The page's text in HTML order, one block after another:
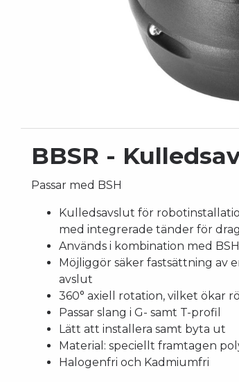
BBSR -
Passar med BSH
Kulledsavslut för
med integrerade tänder för
Används i kombination med
Möjliggör säker fastsättning av
avslut
360° axiell rotation, vilket ökar
Passar slang i G- samt T-profil
Lätt att installera samt byta ut
Material: speciellt framtagen
Halogenfri och Kadmiumfri